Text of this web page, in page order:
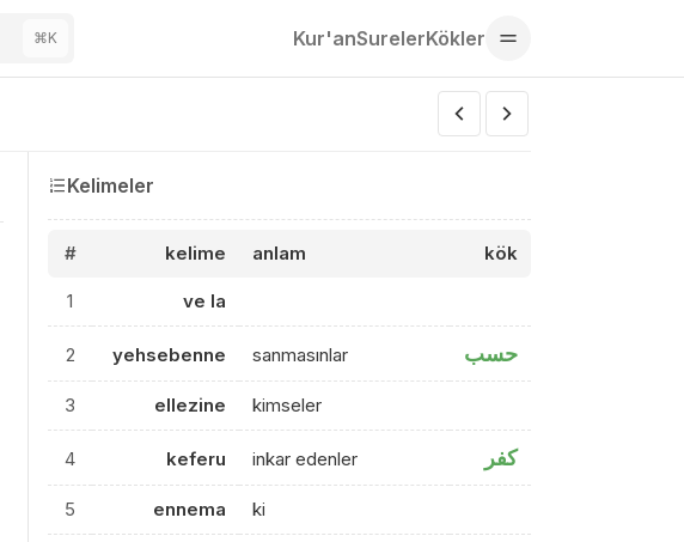
⌘K Kur'anSurelerKökler
Kelimeler
# kelime anlam kök
1 ve la
2 yehsebenne sanmasınlar حسب
3 ellezine kimseler
4 keferu inkar edenler كفر
5 ennema ki